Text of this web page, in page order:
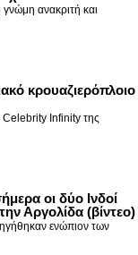
ανακριτή και
κρουαζιερόπλοιο
Celebrity Infinity της
οι δύο Ινδοί
Αργολίδα (βίντεο)
ενώπιον των